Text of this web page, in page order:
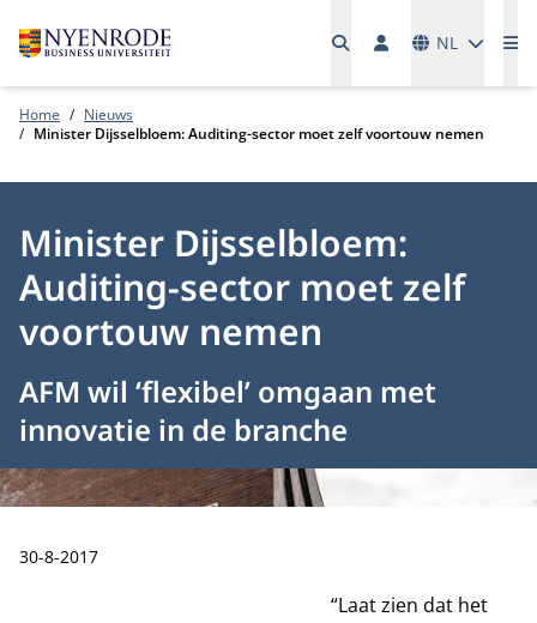
NL
Home
Nieuws
Minister Dijsselbloem: Auditing-sector moet zelf voortouw nemen
Minister Dijsselbloem:
Auditing-sector moet zelf
voortouw nemen
AFM wil ‘flexibel’ omgaan met
innovatie in de branche
Publicatiedatum:
30-8-2017
“Laat zien dat het